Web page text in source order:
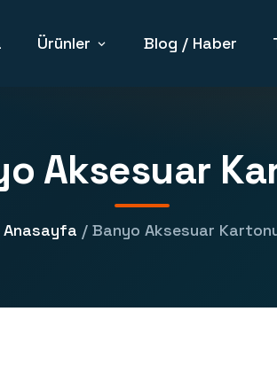
Ürünler Blog / Haber
Aksesuar
Anasayfa / Banyo Aksesuar